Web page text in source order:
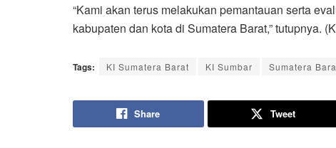
“Kami akan terus melakukan pemantauan serta
kabupaten dan kota di Sumatera Barat,” tutupnya.
Tags: KI Sumatera Barat KI Sumbar Sumatera
Share Tweet